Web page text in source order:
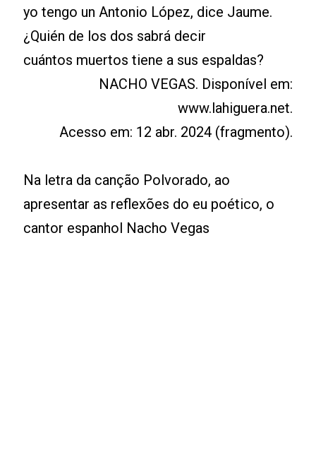
yo tengo un Antonio López, dice Jaume.
¿Quién de los dos sabrá decir
cuántos muertos tiene a sus espaldas?
NACHO VEGAS. Disponível em:
www.lahiguera.net.
Acesso em: 12 abr. 2024 (fragmento).
Na letra da canção Polvorado, ao
apresentar as reflexões do eu poético, o
cantor espanhol Nacho Vegas